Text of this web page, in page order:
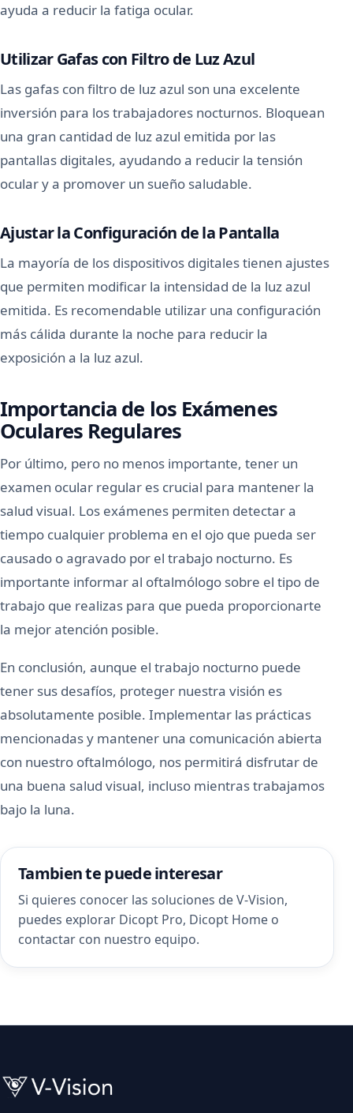
ayuda a reducir la fatiga ocular.
Utilizar Gafas con Filtro de Luz Azul
Las gafas con filtro de luz azul son una excelente
inversión para los trabajadores nocturnos. Bloquean
una gran cantidad de luz azul emitida por las
pantallas digitales, ayudando a reducir la tensión
ocular y a promover un sueño saludable.
Ajustar la Configuración de la Pantalla
La mayoría de los dispositivos digitales tienen ajustes
que permiten modificar la intensidad de la luz azul
emitida. Es recomendable utilizar una configuración
más cálida durante la noche para reducir la
exposición a la luz azul.
Importancia de los Exámenes
Oculares Regulares
Por último, pero no menos importante, tener un
examen ocular regular es crucial para mantener la
salud visual. Los exámenes permiten detectar a
tiempo cualquier problema en el ojo que pueda ser
causado o agravado por el trabajo nocturno. Es
importante informar al oftalmólogo sobre el tipo de
trabajo que realizas para que pueda proporcionarte
la mejor atención posible.
En conclusión, aunque el trabajo nocturno puede
tener sus desafíos, proteger nuestra visión es
absolutamente posible. Implementar las prácticas
mencionadas y mantener una comunicación abierta
con nuestro oftalmólogo, nos permitirá disfrutar de
una buena salud visual, incluso mientras trabajamos
bajo la luna.
Tambien te puede interesar
Si quieres conocer las soluciones de V-Vision,
puedes explorar Dicopt Pro, Dicopt Home o
contactar con nuestro equipo.